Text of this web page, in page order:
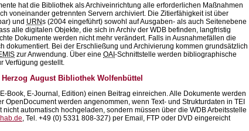
hat die Bibliothek als Archiveinrichtung alle erforderlichen Maßnahmen
voneinander getrennten Servern archiviert. Die Zitierfähigkeit ist über
und URNs (2004 eingeführt) sowohl auf Ausgaben- als auch Seitenebene
alle digitalen Objekte, die sich in Archiv der WDB befinden, langfristig
Dokumente werden nicht mehr verändert. Falls in Ausnahmefällen die
dokumentiert. Bei der Erschließung und Archivierung kommen grundsätzlich
zur Anwendung. Über eine OAI-Schnittstelle werden bibliographische
Verfügung gestellt.
August Bibliothek Wolfenbüttel
Book, E-Journal, Edition) einen Beitrag einreichen. Alle Dokumente werden
OpenDocument werden angenommen, wenn Text- und Strukturdaten in TEI
automatisch hochgeladen, sondern müssen über die WDB Arbeitsstelle
, Tel. +49 (0) 5331 808-327) per Email, FTP oder DVD eingereicht